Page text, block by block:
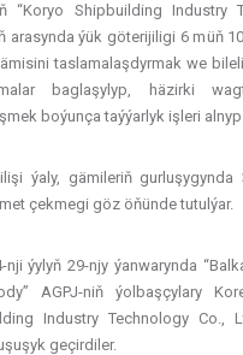
“Koryo Shipbuilding Industry
arasynda ýük göterijiligi 6 müň
taslamalaşdyrmak we
baglaşylyp, häzirki
boýunça taýýarlyk işleri alnyp
ýaly, gämileriň
çekmegi göz öňünde tutulýar.
nji ýylyň 29-njy ýanwarynda
AGPJ-niň ýolbaşçylary
Industry Technology Co.,
geçirdiler.